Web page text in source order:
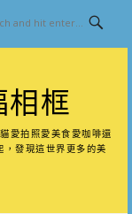
相框
愛拍照愛美食愛咖啡還
，發現這世界更多的美